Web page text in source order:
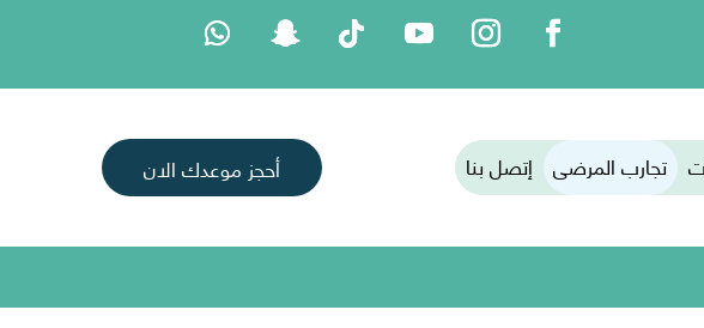
تجارب المرضى إتصل بنا أحجز موعدك الان